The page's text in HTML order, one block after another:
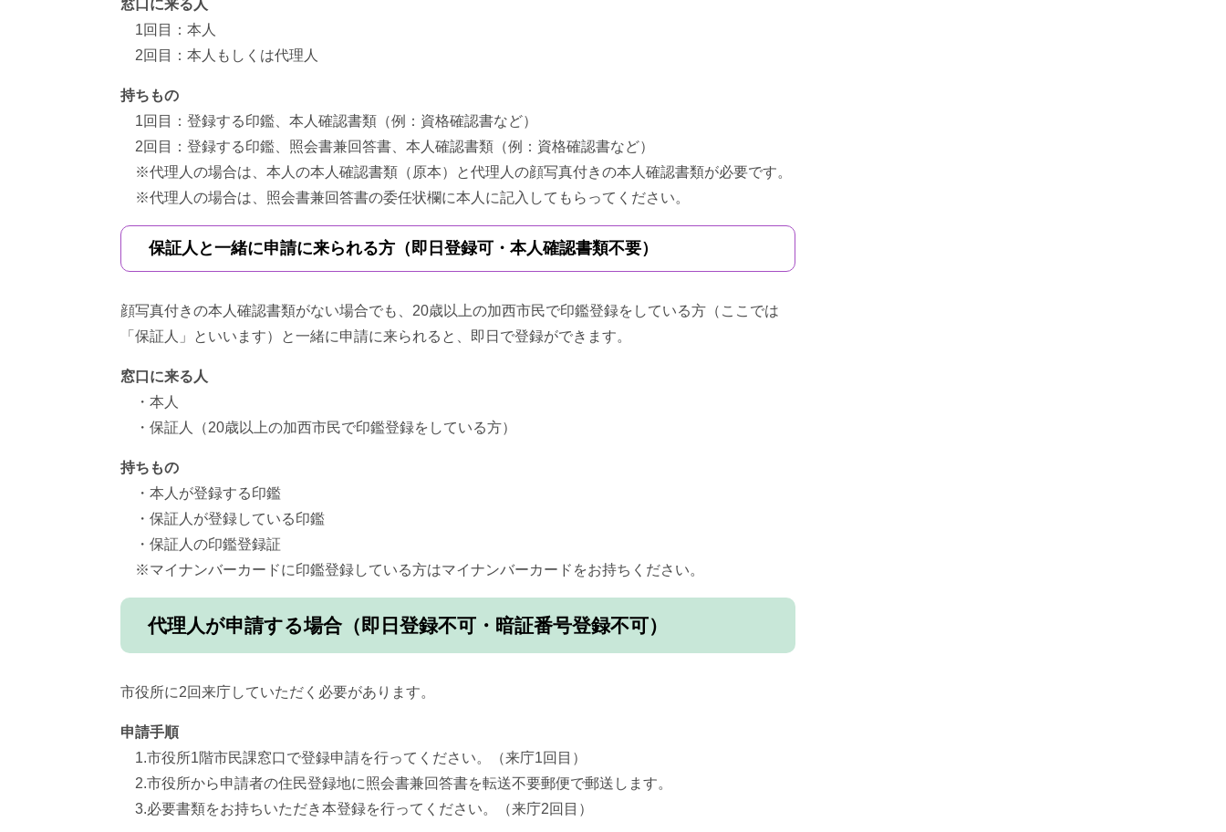
窓口に来る人
1回目：本人
2回目：本人もしくは代理人
持ちもの
1回目：登録する印鑑、本人確認書類（例：資格確認書など）
2回目：登録する印鑑、照会書兼回答書、本人確認書類（例：資格確認書など）
※代理人の場合は、本人の本人確認書類（原本）と代理人の顔写真付きの本人確認書類が必要です。
※代理人の場合は、照会書兼回答書の委任状欄に本人に記入してもらってください。
保証人と一緒に申請に来られる方（即日登録可・本人確認書類不要）
顔写真付きの本人確認書類がない場合でも、20歳以上の加西市民で印鑑登録をしている方（ここでは
「保証人」といいます）と一緒に申請に来られると、即日で登録ができます。
窓口に来る人
・本人
・保証人（20歳以上の加西市民で印鑑登録をしている方）
持ちもの
・本人が登録する印鑑
・保証人が登録している印鑑
・保証人の印鑑登録証
※マイナンバーカードに印鑑登録している方はマイナンバーカードをお持ちください。
代理人が申請する場合（即日登録不可・暗証番号登録不可）
市役所に2回来庁していただく必要があります。
申請手順
1.市役所1階市民課窓口で登録申請を行ってください。（来庁1回目）
2.市役所から申請者の住民登録地に照会書兼回答書を転送不要郵便で郵送します。
3.必要書類をお持ちいただき本登録を行ってください。（来庁2回目）